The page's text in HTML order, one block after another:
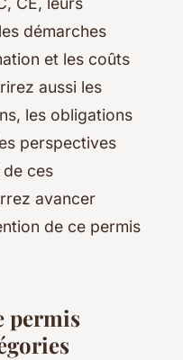
démarches
et les coûts
aussi les
les obligations
perspectives
ces
avancer
de ce permis
permis